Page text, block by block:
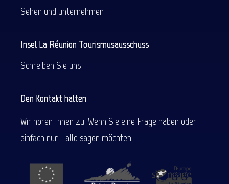
Sehen und unternehmen
Insel La Réunion Tourismusausschuss
Schreiben Sie uns
Den Kontakt halten
Wir hören Ihnen zu. Wenn Sie eine Frage haben oder
einfach nur Hallo sagen möchten.